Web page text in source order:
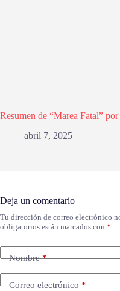
Resumen de “Marea Fatal”
abril 7, 2025
Deja un comentario
Tu dirección de correo electrónico
obligatorios están marcados con *
Nombre*
Correo electrónico*